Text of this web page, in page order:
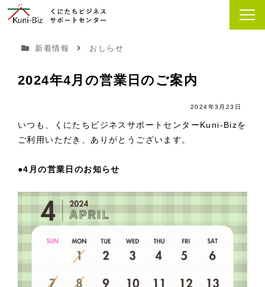
新着情報 おしらせ
2024年4月の営業日のご案内
2024年3月23日
いつも、くにたちビジネスサポートセンターKuni-Bizを
ご利用いただき、ありがとうございます。
●4月の営業日のお知らせ